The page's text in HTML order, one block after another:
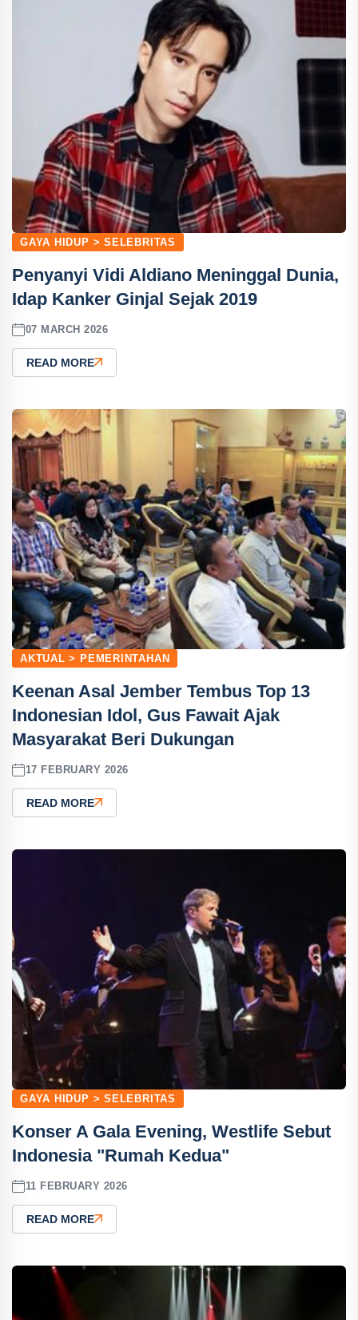
GAYA HIDUP > SELEBRITAS
Penyanyi Vidi Aldiano Meninggal Dunia,
Idap Kanker Ginjal Sejak 2019
07 MARCH 2026
READ MORE
AKTUAL > PEMERINTAHAN
Keenan Asal Jember Tembus Top 13
Indonesian Idol, Gus Fawait Ajak
Masyarakat Beri Dukungan
17 FEBRUARY 2026
READ MORE
GAYA HIDUP > SELEBRITAS
Konser A Gala Evening, Westlife Sebut
Indonesia "Rumah Kedua"
11 FEBRUARY 2026
READ MORE